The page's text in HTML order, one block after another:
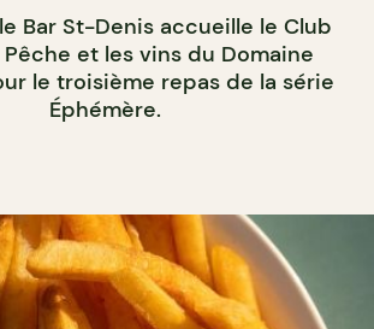
Bar St-Denis accueille le Club
et les vins du Domaine
le troisième repas de la série
Éphémère.